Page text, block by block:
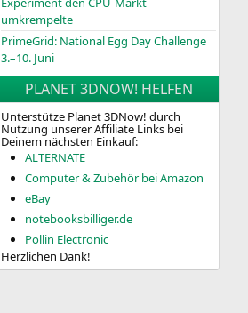
umkrempelte
PrimeGrid: National Egg Day Challenge
3.–10. Juni
PLANET 3DNOW! HELFEN
Unterstütze Planet 3DNow! durch
Nutzung unserer Affiliate Links bei
Deinem nächsten Einkauf:
ALTERNATE
Computer & Zubehör bei Amazon
eBay
notebooksbilliger.de
Pollin Electronic
Herzlichen Dank!